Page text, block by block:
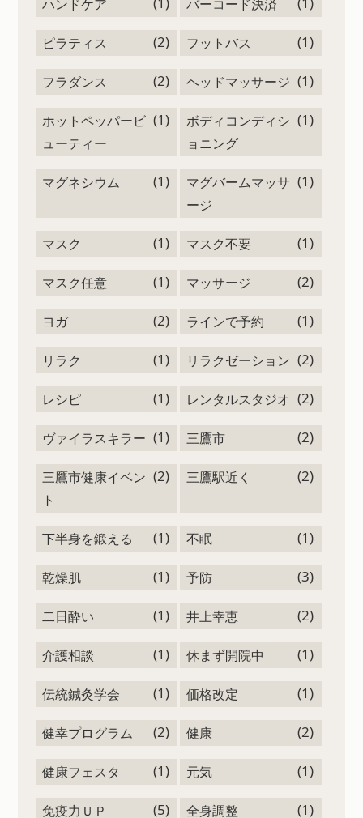
ハンドケア バーコード決済
ピラティス (2) フットバス (1)
フラダンス (2) ヘッドマッサージ (1)
ホットペッパービ
ューティー
(1)
ボディコンディシ
ョニング
(1)
マグネシウム (1)
マグバームマッサ
ージ
(1)
マスク (1) マスク不要 (1)
マスク任意 (1) マッサージ (2)
ヨガ (2) ラインで予約 (1)
リラク (1) リラクゼーション (2)
レシピ (1) レンタルスタジオ (2)
ヴァイラスキラー (1) 三鷹市 (2)
三鷹市健康イベン
ト
(2) 三鷹駅近く (2)
下半身を鍛える (1) 不眠 (1)
乾燥肌 (1) 予防 (3)
二日酔い (1) 井上幸恵 (2)
介護相談 (1) 休まず開院中 (1)
伝統鍼灸学会 (1) 価格改定 (1)
健幸プログラム (2) 健康 (2)
健康フェスタ (1) 元気 (1)
免疫力ＵＰ (5) 全身調整 (1)